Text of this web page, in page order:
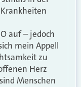
auf – jedoch
mein Appell
zu
Herz
Menschen